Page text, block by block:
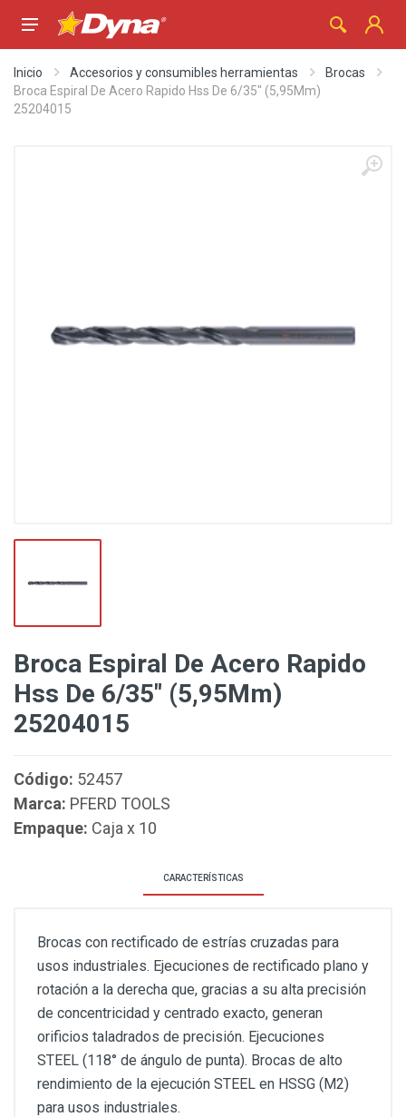
Inicio Accesorios y consumibles herramientas
Brocas
Broca Espiral De Acero Rapido Hss De 6/35" (5,95Mm)
25204015
Broca Espiral De Acero Rapido
Hss De 6/35" (5,95Mm)
25204015
Código: 52457
Marca: PFERD TOOLS
Empaque: Caja x 10
CARACTERÍSTICAS
Brocas con rectificado de estrías cruzadas para
usos industriales. Ejecuciones de rectificado plano y
rotación a la derecha que, gracias a su alta precisión
de concentricidad y centrado exacto, generan
orificios taladrados de precisión. Ejecuciones
STEEL (118° de ángulo de punta). Brocas de alto
rendimiento de la ejecución STEEL en HSSG (M2)
para usos industriales.